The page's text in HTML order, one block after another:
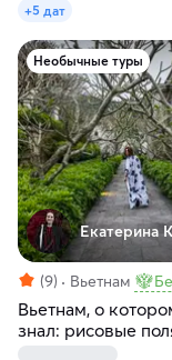
+5 дат
Необычные туры
Екатерина
(9) Вьетнам
Вьетнам, о
знал: рисовые